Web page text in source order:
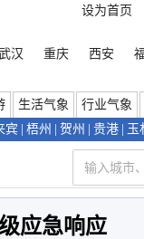
设为首页
汉 重庆 西安
生活气象 行业气象
宾 梧州 贺州 贵港 玉
应急响应